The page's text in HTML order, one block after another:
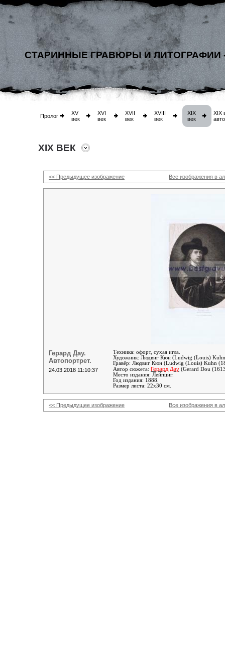
СТАРИННЫЕ ГРАВЮРЫ И ЛИТОГРАФИИ
Пролог
XV
век
XVI
век
XVII
век
XVIII
век
XIX
век
XIX
XIX ВЕК
<< Предыдущее изображение Все изображения в
Герард Дау.
Автопортрет.
24.03.2018 11:10:37
Техника: офорт, сухая игла.
Художник: Людвиг Кюн (Ludwig (Louis)
Гравёр: Людвиг Кюн (Ludwig (Louis) Kuhn
Автор сюжета: Герард Дау (Gerard Dou
Место издания: Лейпциг.
Год издания: 1888.
Размер листа: 22х30 см.
<< Предыдущее изображение Все изображения в